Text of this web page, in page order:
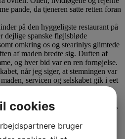
pande, da tjeneren satte retten foran
på den hyggeligste restaurant på
dejlige spanske fløjlsbløde
omkring os og stearinlys glimtede
af maden bredte sig. Duften af
og hver bid var en ren fornøjelse.
når jeg siger, at stemningen var
servicen og selskabet gik i eet
al Ajillo herhjemme i Danmark,
som de gjorde i Sevilla. Men
på – og jeg har været vild med
cookies
bruger